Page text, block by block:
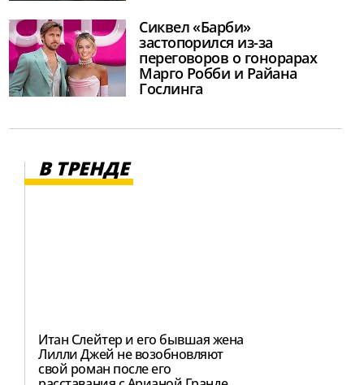
Сиквел «Барби»
застопорился из-за
переговоров о гонорарах
Марго Робби и Райана
Гослинга
В ТРЕНДЕ
Итан Слейтер и его бывшая жена
Лилли Джей не возобновляют
свой роман после его